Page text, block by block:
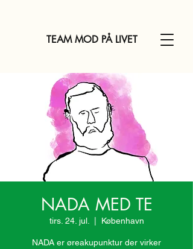
TEAM MOD PÅ LIVET
NADA MED TE
tirs. 24. jul. København
NADA er øreakupunktur der virker